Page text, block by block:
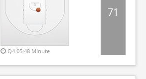
Q4 05:48 Minute
71